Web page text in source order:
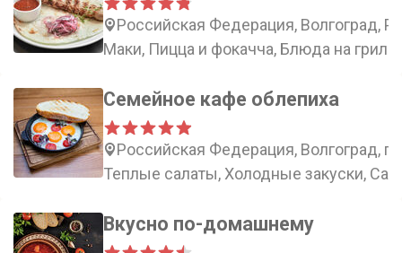
Российская Федерация, Волгоград,
Маки, Пицца и фокачча, Блюда на гриле,
Семейное кафе облепиха
Российская Федерация, Волгоград,
Теплые салаты, Холодные закуски,
Вкусно по-домашнему